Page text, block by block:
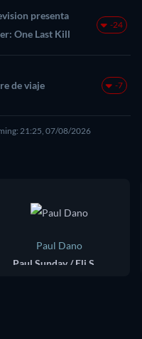
presenta
One Last Kill
-24
de viaje -7
21:25, 07/08/2026
Paul Dano